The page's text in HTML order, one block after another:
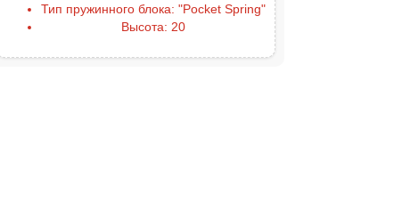
Тип пружинного блока: "Pocket Spring"
Высота: 20